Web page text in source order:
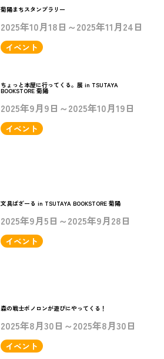
菊陽まちスタンプラリー
2025年10月18日～2025年11月24日
イベント
ちょっと本屋に行ってくる。展 in TSUTAYA
BOOKSTORE 菊陽
2025年9月9日～2025年10月19日
イベント
文具ばざーる in TSUTAYA BOOKSTORE 菊陽
2025年9月5日～2025年9月28日
イベント
森の戦士ボノロンが遊びにやってくる！
2025年8月30日～2025年8月30日
イベント